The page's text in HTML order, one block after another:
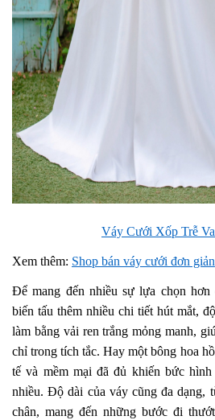
Váy Cưới Xốp Trễ
Xem thêm: Shop bán váy cưới đơn giản
Để mang đến nhiều sự lựa chọn
biến tấu thêm nhiều chi tiết hút mắt,
làm bằng vải ren trắng mỏng manh,
chỉ trong tích tắc. Hay một bông hoa
tế và mềm mại đã đủ khiến bức
nhiều. Độ dài của váy cũng đa dạng,
chân, mang đến những bước đi